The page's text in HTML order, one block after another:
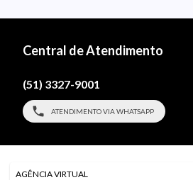
Central de Atendimento
(51) 3327-9001
ATENDIMENTO VIA WHATSAPP
AGÊNCIA VIRTUAL